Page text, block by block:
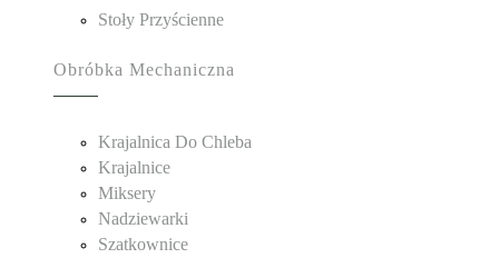
Stoły Przyścienne
Obróbka Mechaniczna
Krajalnica Do Chleba
Krajalnice
Miksery
Nadziewarki
Szatkownice